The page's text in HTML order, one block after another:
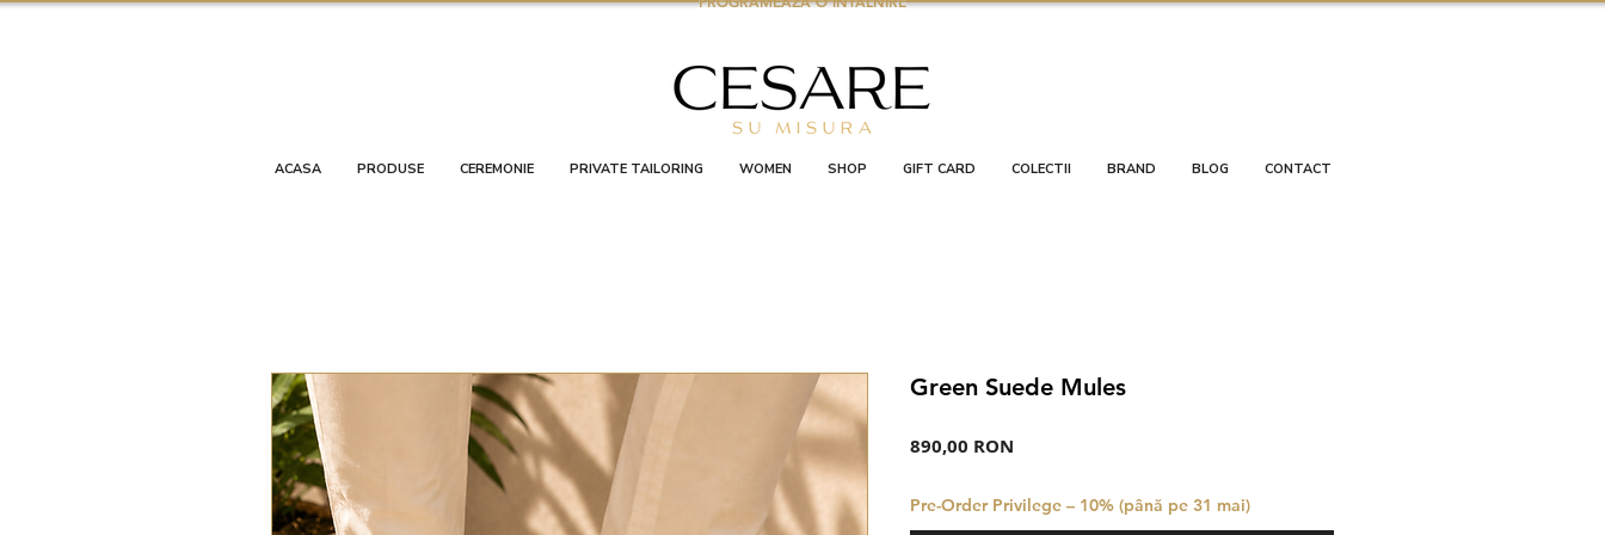
ACASA PRODUSE CEREMONIE PRIVATE TAILORING WOMEN SHOP GIFT CARD COLECTII BRAND BLOG CONTACT
Green Suede Mules
890,00 RON
Pre-Order Privilege – 10% (până pe 31 mai)